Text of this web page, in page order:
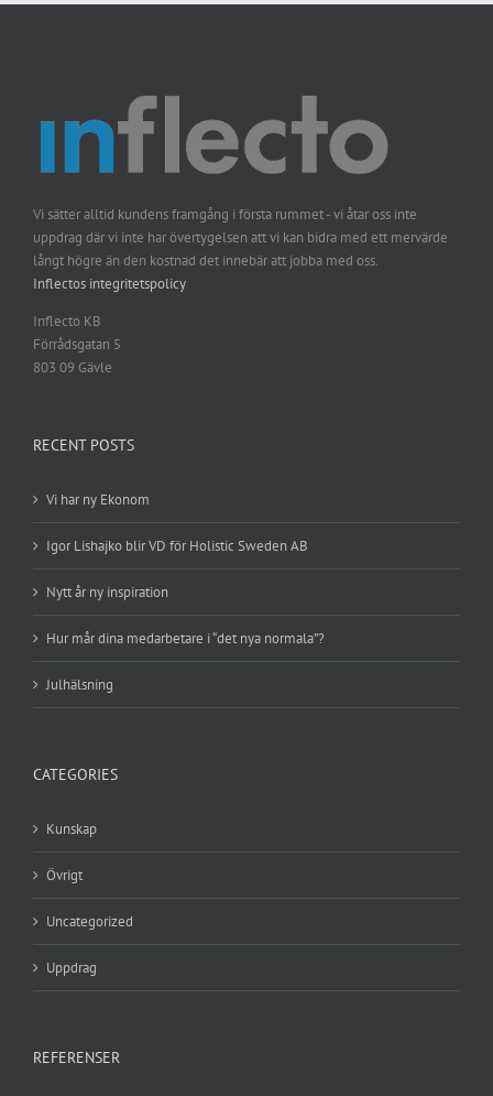
Vi sätter alltid kundens framgång i första rummet - vi åtar oss inte
uppdrag där vi inte har övertygelsen att vi kan bidra med ett mervärde
långt högre än den kostnad det innebär att jobba med oss.
Inflectos integritetspolicy
Inflecto KB
Förrådsgatan 5
803 09 Gävle
RECENT POSTS
Vi har ny Ekonom
Igor Lishajko blir VD för Holistic Sweden AB
Nytt år ny inspiration
Hur mår dina medarbetare i “det nya normala”?
Julhälsning
CATEGORIES
Kunskap
Övrigt
Uncategorized
Uppdrag
REFERENSER